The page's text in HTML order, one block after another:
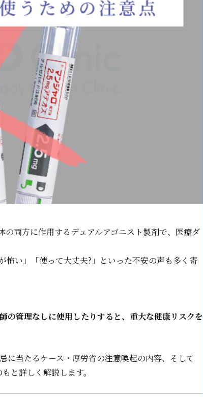
両方に作用するデュアルアゴニスト製剤で、医療ダ
怖い」「使って大丈夫?」といった不安の声も多く寄
の管理なしに使用したりすると、重大な健康リスクを
に当たるケース・厚労省の注意喚起の内容、そして
と詳しく解説します。